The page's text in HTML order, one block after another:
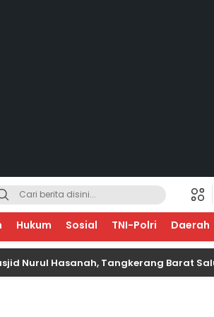
Hukum Sosial TNI-Polri Daerah
Hasanah, Tangkerang Barat